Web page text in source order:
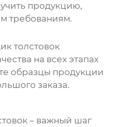
продукцию,
требованиям.
толстовок
на всех этапах
образцы продукции
заказа.
– важный шаг